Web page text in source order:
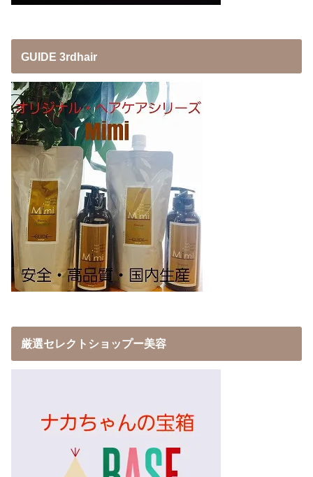
GUIDE 3rdhair
厳選セレクトショップー美容